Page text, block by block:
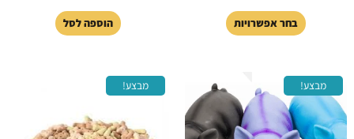
בחר אפשרויות הוספה לסל
מבצע!
המקורי
היה:
40.00 ₪.
המחיר
הנוכחי
הוא:
30.00 ₪.
מבצע!
היה:
24.00 ₪.
22.00 ₪.